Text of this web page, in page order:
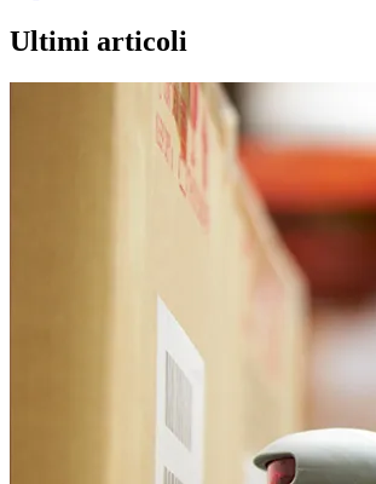
Ultimi articoli